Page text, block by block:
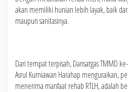
akan memiliki hunian lebih layak, baik
maupun sanitasinya.
Dari tempat terpisah, Dansatgas TMMD
Asrul Kurniawan Harahap menguraikan,
menerima manfaat rehab RTLH, adalah